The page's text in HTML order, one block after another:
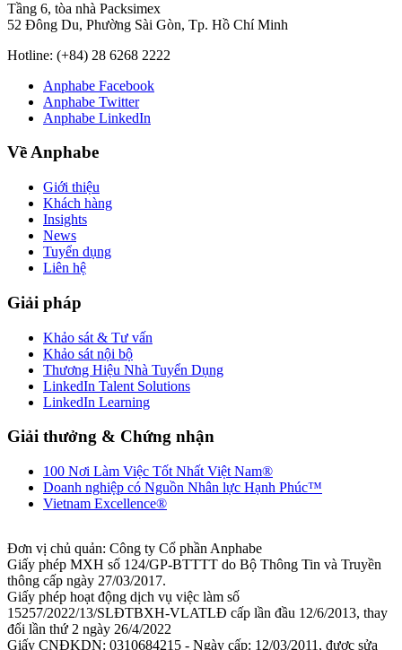
Tầng 6, tòa nhà Packsimex
52 Đông Du, Phường Sài Gòn, Tp. Hồ Chí Minh
Hotline: (+84) 28 6268 2222
Anphabe Facebook
Anphabe Twitter
Anphabe LinkedIn
Về Anphabe
Giới thiệu
Khách hàng
Insights
News
Tuyển dụng
Liên hệ
Giải pháp
Khảo sát & Tư vấn
Khảo sát nội bộ
Thương Hiệu Nhà Tuyển Dụng
LinkedIn Talent Solutions
LinkedIn Learning
Giải thưởng & Chứng nhận
100 Nơi Làm Việc Tốt Nhất Việt Nam®
Doanh nghiệp có Nguồn Nhân lực Hạnh Phúc™
Vietnam Excellence®
Đơn vị chủ quản: Công ty Cổ phần Anphabe
Giấy phép MXH số 124/GP-BTTTT do Bộ Thông Tin và Truyền
thông cấp ngày 27/03/2017.
Giấy phép hoạt động dịch vụ việc làm số
15257/2022/13/SLĐTBXH-VLATLĐ cấp lần đầu 12/6/2013, thay
đổi lần thứ 2 ngày 26/4/2022
Giấy CNĐKDN: 0310684215 - Ngày cấp: 12/03/2011, được sửa